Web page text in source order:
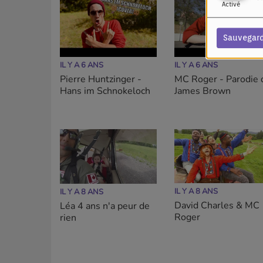
Activé
IL Y A 6 ANS
Pierre Huntzinger -
Hans im Schnokeloch
IL Y A 6 ANS
MC Roger - Parodie
James Brown
IL Y A 8 ANS
Léa 4 ans n'a peur de
rien
IL Y A 8 ANS
David Charles & MC
Roger